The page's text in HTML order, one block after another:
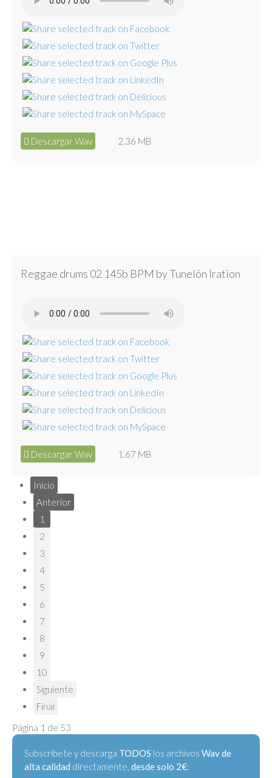
Descargar Wav 2.36 MB
Reggae drums 02 145b BPM by Tunelón Iration
Descargar Wav 1.67 MB
Inicio
Anterior
1
2
3
4
5
6
7
8
9
10
Siguiente
Final
Página 1 de 53
Subscríbete y descarga TODOS los archivos Wav de
alta calidad directamente, desde solo 2€: